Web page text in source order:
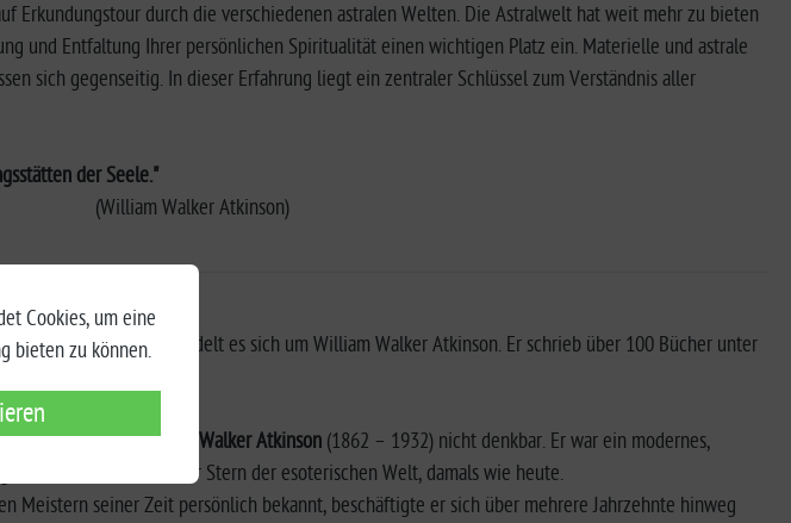
Erkundungstour durch die verschiedenen astralen Welten. Die Astralwelt hat weit mehr zu bieten
und Entfaltung Ihrer persönlichen Spiritualität einen wichtigen Platz ein. Materielle und astrale
sich gegenseitig. In dieser Erfahrung liegt ein zentraler Schlüssel zum Verständnis aller
der Seele."
(William Walker Atkinson)
Eingeweihten« handelt es sich um William Walker Atkinson. Er schrieb über 100 Bücher unter
wäre ohneWilliam Walker Atkinson (1862 – 1932) nicht denkbar. Er war ein modernes,
und ein leuchtender Stern der esoterischen Welt, damals wie heute.
Meistern seiner Zeit persönlich bekannt, beschäftigte er sich über mehrere Jahrzehnte hinweg
Cookies, um eine
bieten zu können.